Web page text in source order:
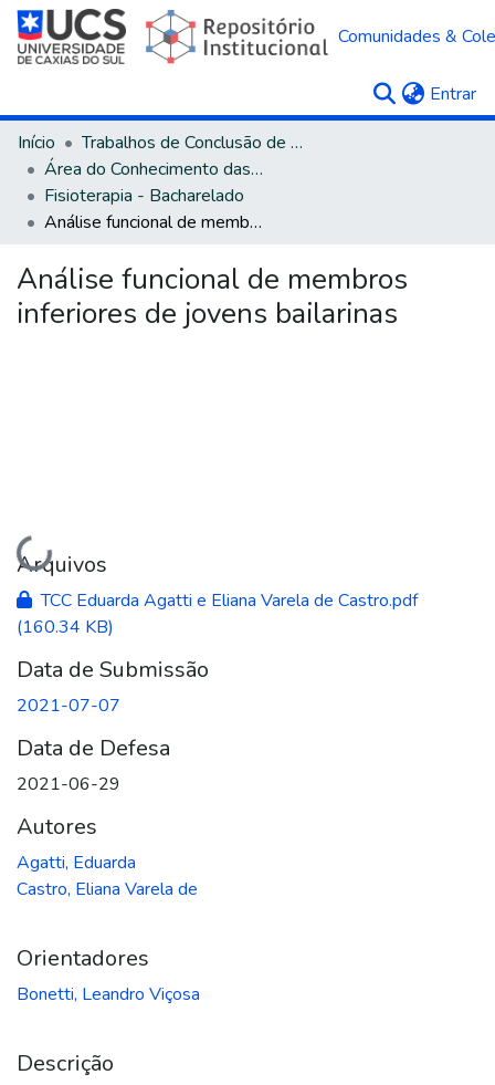
Comunidades &
Entrar
Início
Trabalhos de Conclusão de Curso
Área do Conhecimento das Ciências da Saúde
Fisioterapia - Bacharelado
Análise funcional de membros inferiores de jovens bailarinas
Análise funcional de membros
inferiores de jovens bailarinas
Carregando...
Arquivos
TCC Eduarda Agatti e Eliana Varela de Castro.pdf
(160.34 KB)
Data de Submissão
2021-07-07
Data de Defesa
2021-06-29
Autores
Agatti, Eduarda
Castro, Eliana Varela de
Orientadores
Bonetti, Leandro Viçosa
Descrição